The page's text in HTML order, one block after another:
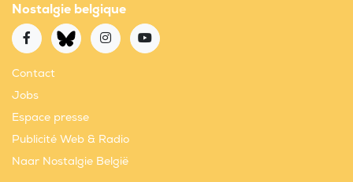
Nostalgie belgique
Contact
Jobs
Espace presse
Publicité Web & Radio
Naar Nostalgie België